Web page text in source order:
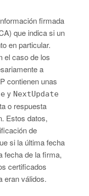
firmada
que indica si un
en particular.
el caso de los
a
contienen unas
y NextUpdate
o respuesta
Estos datos,
de
si la última fecha
fecha de la firma,
certificados
eran válidos.